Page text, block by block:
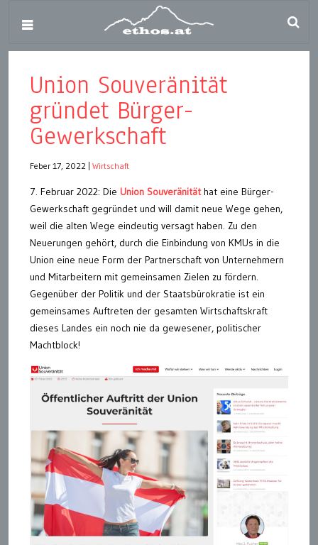
Union Souveränität
gründet Bürger-
Gewerkschaft
Feber 17, 2022 Wirtschaft
7. Februar 2022: Die Union Souveränitäthat eine Bürger-
Gewerkschaft gegründet und will damit neue Wege gehen,
weil die alten Wege eindeutig versagt haben. Zu den
Neuerungen gehört, durch die Einbindung von KMUs in die
Union eine neue Form der Partnerschaft von Unternehmern
und Mitarbeitern mit gemeinsamen Zielen zu fördern.
Gegenüber der Politik und der Staatsbürokratie ist ein
gemeinsames Auftreten der gesamten Wirtschaftskraft
dieses Landes ein noch nie da gewesener, politischer
Machtblock!